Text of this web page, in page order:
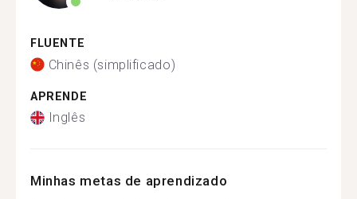
FLUENTE
Chinês (simplificado)
APRENDE
Inglês
Minhas metas de aprendizado